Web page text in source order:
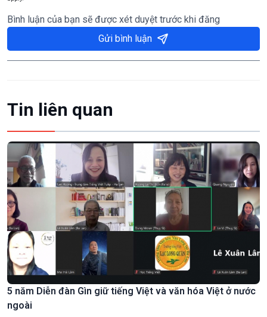
Bình luận của bạn sẽ được xét duyệt trước khi đăng
Gửi bình luận
Tin liên quan
5 năm Diễn đàn Gìn giữ tiếng Việt và văn hóa Việt ở nước
ngoài